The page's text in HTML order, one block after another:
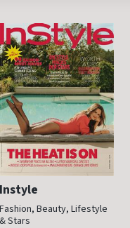
Instyle
Fashion, Beauty, Lifestyle
& Stars